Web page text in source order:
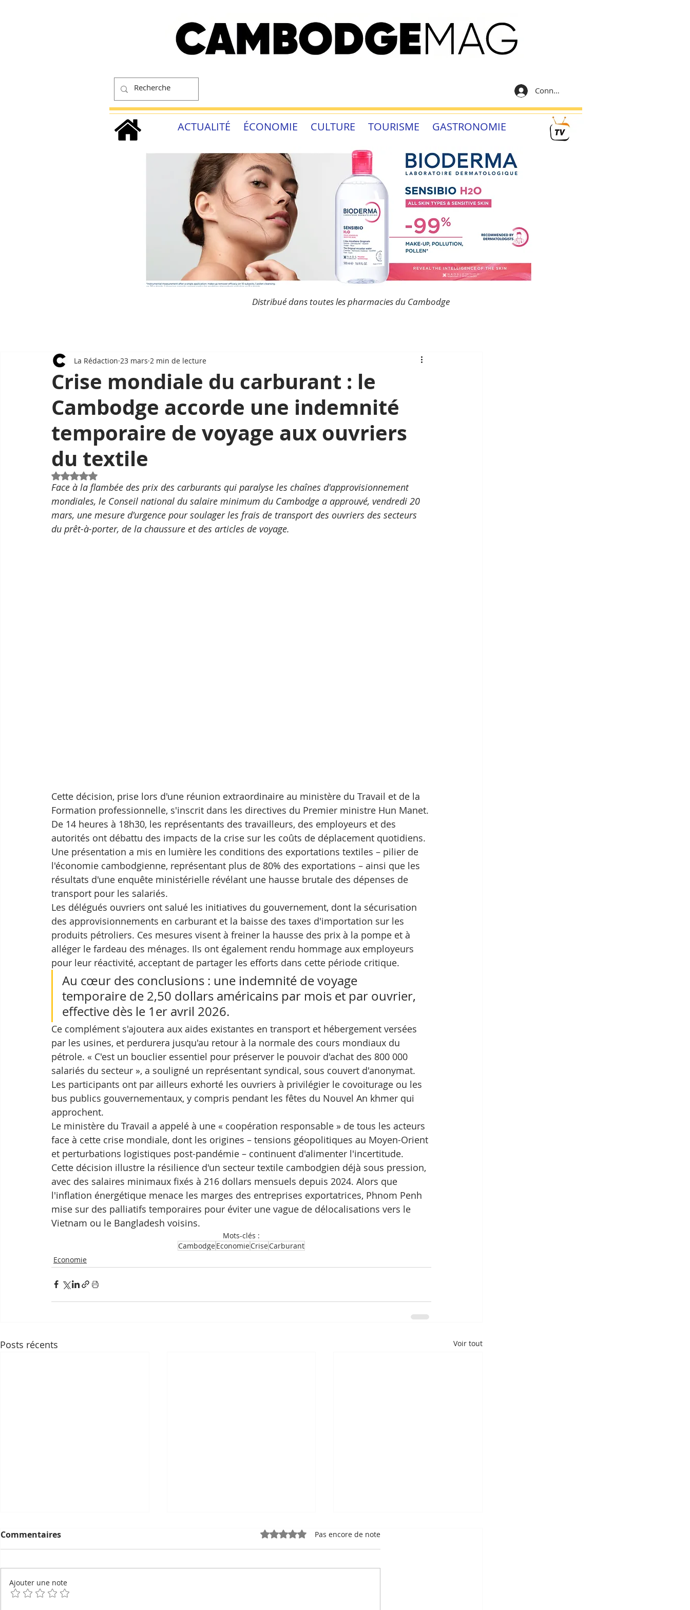
Connexion
ACTUALITÉ ÉCONOMIE CULTURE TOURISME GASTRONOMIE
Distribué dans toutes les pharmacies du Cambodge
Crise mondiale du carburant : le
Cambodge accorde une indemnité
temporaire de voyage aux ouvriers
du textile
La Rédaction 23 mars 2 min de lecture
Noté NaN étoiles sur 5.
Face à la flambée des prix des carburants qui paralyse les chaînes d'approvisionnement
mondiales, le Conseil national du salaire minimum du Cambodge a approuvé, vendredi 20
mars, une mesure d'urgence pour soulager les frais de transport des ouvriers des secteurs
du prêt-à-porter, de la chaussure et des articles de voyage.
Cette décision, prise lors d'une réunion extraordinaire au ministère du Travail et de la
Formation professionnelle, s'inscrit dans les directives du Premier ministre Hun Manet.
De 14 heures à 18h30, les représentants des travailleurs, des employeurs et des
autorités ont débattu des impacts de la crise sur les coûts de déplacement quotidiens.
Une présentation a mis en lumière les conditions des exportations textiles – pilier de
l'économie cambodgienne, représentant plus de 80% des exportations – ainsi que les
résultats d'une enquête ministérielle révélant une hausse brutale des dépenses de
transport pour les salariés.
Les délégués ouvriers ont salué les initiatives du gouvernement, dont la sécurisation
des approvisionnements en carburant et la baisse des taxes d'importation sur les
produits pétroliers. Ces mesures visent à freiner la hausse des prix à la pompe et à
alléger le fardeau des ménages. Ils ont également rendu hommage aux employeurs
pour leur réactivité, acceptant de partager les efforts dans cette période critique.
Au cœur des conclusions : une indemnité de voyage
temporaire de 2,50 dollars américains par mois et par ouvrier,
effective dès le 1er avril 2026.
Ce complément s'ajoutera aux aides existantes en transport et hébergement versées
par les usines, et perdurera jusqu'au retour à la normale des cours mondiaux du
pétrole. « C'est un bouclier essentiel pour préserver le pouvoir d'achat des 800 000
salariés du secteur », a souligné un représentant syndical, sous couvert d'anonymat.
Les participants ont par ailleurs exhorté les ouvriers à privilégier le covoiturage ou les
bus publics gouvernementaux, y compris pendant les fêtes du Nouvel An khmer qui
approchent.
Le ministère du Travail a appelé à une « coopération responsable » de tous les acteurs
face à cette crise mondiale, dont les origines – tensions géopolitiques au Moyen-Orient
et perturbations logistiques post-pandémie – continuent d'alimenter l'incertitude.
Cette décision illustre la résilience d'un secteur textile cambodgien déjà sous pression,
avec des salaires minimaux fixés à 216 dollars mensuels depuis 2024. Alors que
l'inflation énergétique menace les marges des entreprises exportatrices, Phnom Penh
mise sur des palliatifs temporaires pour éviter une vague de délocalisations vers le
Vietnam ou le Bangladesh voisins.
Mots-clés :
CambodgeEconomieCriseCarburant
Economie
Posts récents Voir tout
Commentaires Noté 0 étoile sur 5.Pas encore de note
Ajouter une note